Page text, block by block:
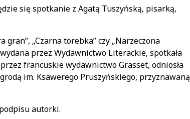
się spotkanie z Agatą Tuszyńską, pisarką,
„Czarna torebka” czy „Narzeczona
przez Wydawnictwo Literackie, spotkała
francuskie wydawnictwo Grasset, odniosła
im. Ksawerego Pruszyńskiego, przyznawaną
autorki.